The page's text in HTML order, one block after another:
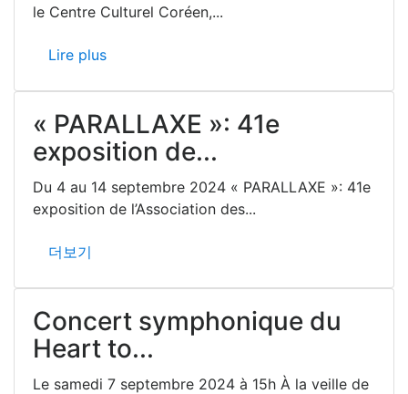
le Centre Culturel Coréen,...
Lire plus
« PARALLAXE »: 41e
exposition de...
Du 4 au 14 septembre 2024 « PARALLAXE »: 41e
exposition de l’Association des...
더보기
Concert symphonique du
Heart to...
Le samedi 7 septembre 2024 à 15h À la veille de